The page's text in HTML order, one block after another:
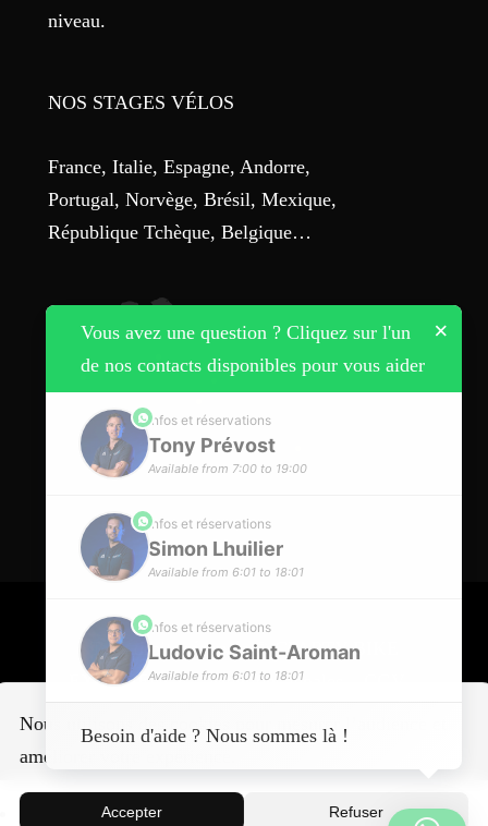
niveau.
NOS STAGES VÉLOS
France, Italie, Espagne, Andorre,
Portugal, Norvège, Brésil, Mexique,
République Tchèque, Belgique…
Tous droits réservés © CPARTY BIKE
EXPERIENCE –Mentions légales
Nous utilisons des cookies pour mesurer l’audience et
améliorer votre expérience.
Accepter Refuser
×
Vous avez une question ? Cliquez sur l'un
de nos contacts disponibles pour vous aider
phone Infos et réservations
Tony Prévost
Available from 7:00 to 19:00
phone Infos et réservations
Simon Lhuilier
Available from 6:01 to 18:01
phone Infos et réservations
Ludovic Saint-Aroman
Available from 6:01 to 18:01
Besoin d'aide ? Nous sommes là !
Français